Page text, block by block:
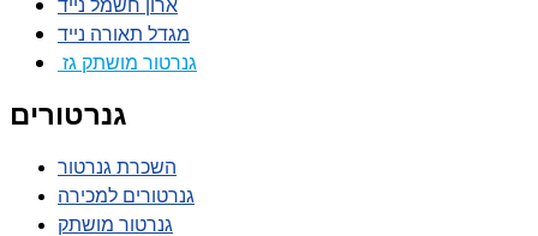
מגדל תאורה נייד
גנרטור מושתק גז
גנרטורים
השכרת גנרטור
גנרטורים למכירה
גנרטור מושתק